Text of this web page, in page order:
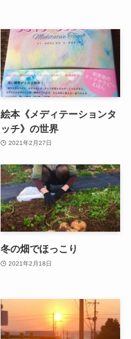
絵本《メディテーションタ
ッチ》の世界
2021年2月27日
冬の畑でほっこり
2021年2月18日